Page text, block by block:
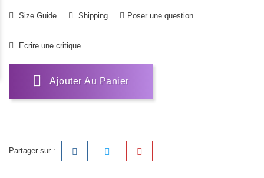
Size Guide Shipping Poser une question
Ecrire une critique
Ajouter Au Panier
Partager sur :